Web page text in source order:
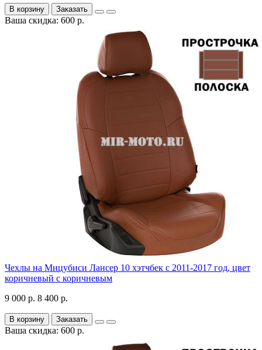
В корзину Заказать
Ваша скидка: 600 р.
Чехлы на Мицубиси Лансер 10 хэтчбек с 2011-2017 год, цвет
коричневый с коричневым
9 000 р. 8 400 р.
В корзину Заказать
Ваша скидка: 600 р.